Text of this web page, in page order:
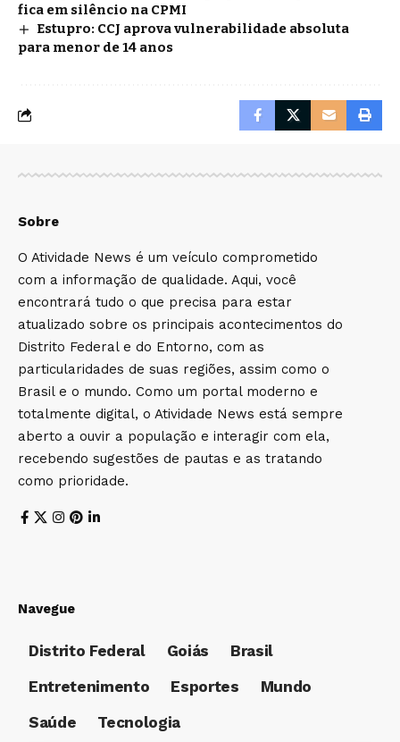
fica em silêncio na CPMI
Estupro: CCJ aprova vulnerabilidade absoluta
para menor de 14 anos
Sobre
O Atividade News é um veículo comprometido
com a informação de qualidade. Aqui, você
encontrará tudo o que precisa para estar
atualizado sobre os principais acontecimentos do
Distrito Federal e do Entorno, com as
particularidades de suas regiões, assim como o
Brasil e o mundo. Como um portal moderno e
totalmente digital, o Atividade News está sempre
aberto a ouvir a população e interagir com ela,
recebendo sugestões de pautas e as tratando
como prioridade.
Navegue
Distrito Federal Goiás
Brasil
Entretenimento
Esportes
Mundo
Saúde
Tecnologia